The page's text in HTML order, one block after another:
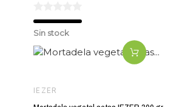
Sin stock
IEZER